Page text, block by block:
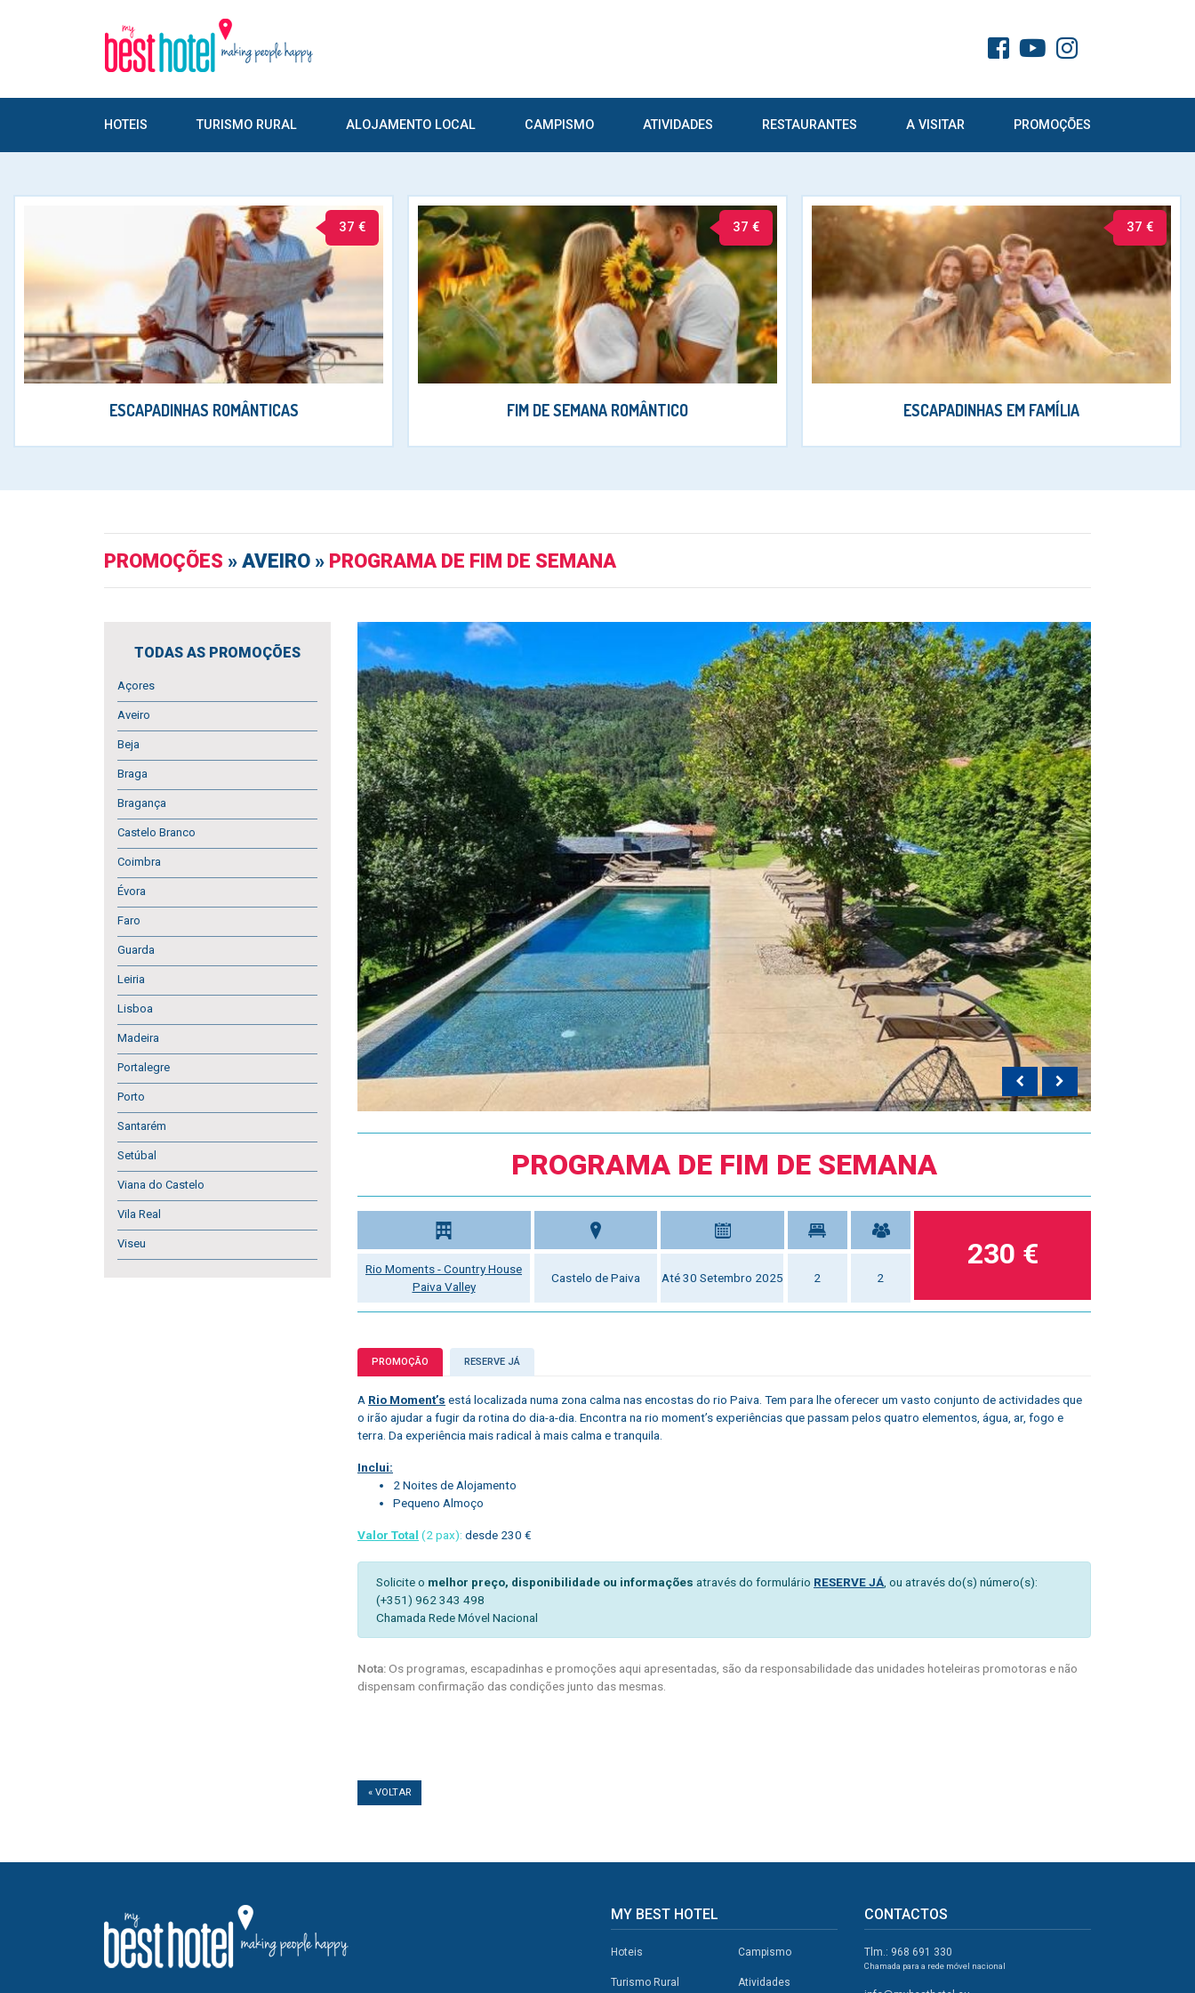
HOTEIS TURISMO RURAL ALOJAMENTO LOCAL CAMPISMO ATIVIDADES RESTAURANTES A VISITAR PROMOÇÕES
37 €
ESCAPADINHAS ROMÂNTICAS
37 €
FIM DE SEMANA ROMÂNTICO
37 €
ESCAPADINHAS EM FAMÍLIA
PROMOÇÕES » AVEIRO » PROGRAMA DE FIM DE SEMANA
TODAS AS PROMOÇÕES
Açores
Aveiro
Beja
Braga
Bragança
Castelo Branco
Coimbra
Évora
Faro
Guarda
Leiria
Lisboa
Madeira
Portalegre
Porto
Santarém
Setúbal
Viana do Castelo
Vila Real
Viseu
PROGRAMA DE FIM DE SEMANA
Rio Moments - Country House
Paiva Valley
Castelo de Paiva Até 30 Setembro 2025 2 2
230 €
PROMOÇÃO RESERVE JÁ
A Rio Moment’s está localizada numa zona calma nas encostas do rio Paiva. Tem para lhe oferecer um vasto conjunto de actividades que
o irão ajudar a fugir da rotina do dia-a-dia. Encontra na rio moment’s experiências que passam pelos quatro elementos, água, ar, fogo e
terra. Da experiência mais radical à mais calma e tranquila.
Inclui:
2 Noites de Alojamento
Pequeno Almoço
Valor Total (2 pax): desde 230 €
Solicite o melhor preço, disponibilidade ou informações através do formulário RESERVE JÁ, ou através do(s) número(s):
(+351) 962 343 498
Chamada Rede Móvel Nacional
Nota:Os programas, escapadinhas e promoções aqui apresentadas, são da responsabilidade das unidades hoteleiras promotoras e não
dispensam confirmação das condições junto das mesmas.
« VOLTAR
MY BEST HOTEL
Hoteis
Turismo Rural
Campismo
Atividades
CONTACTOS
Tlm.: 968 691 330
Chamada para a rede móvel nacional